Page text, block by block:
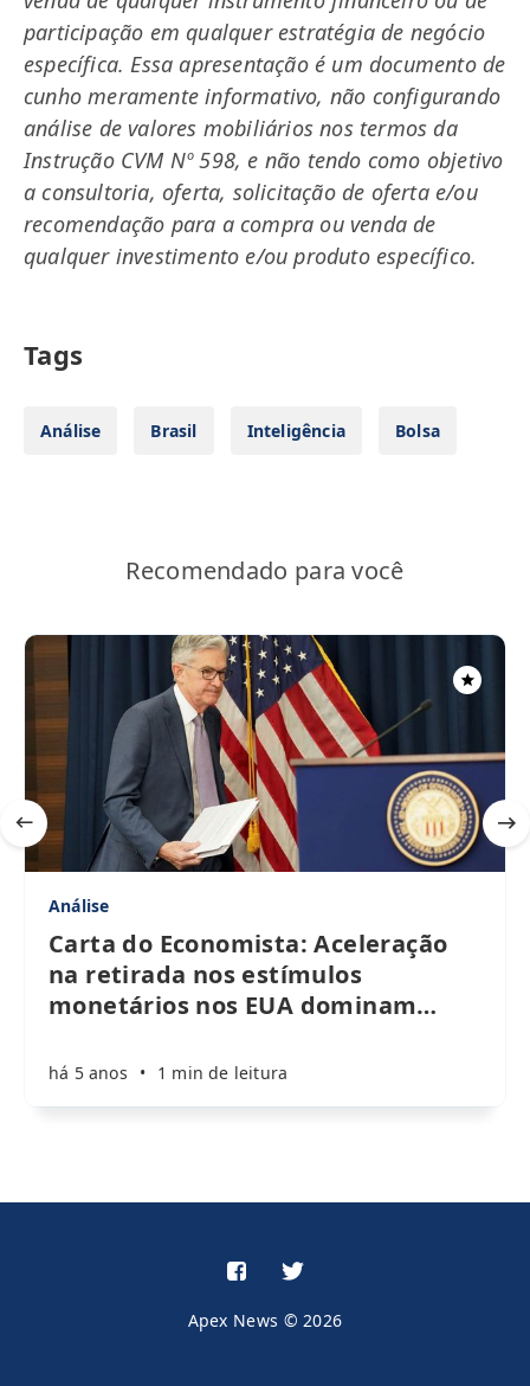
participação em qualquer estratégia de negócio
específica. Essa apresentação é um documento de
cunho meramente informativo, não configurando
análise de valores mobiliários nos termos da
Instrução CVM Nº 598, e não tendo como objetivo
a consultoria, oferta, solicitação de oferta e/ou
recomendação para a compra ou venda de
qualquer investimento e/ou produto específico.
Tags
Análise Brasil Inteligência Bolsa
Recomendado para você
Análise
Carta do Economista: Aceleração
na retirada nos estímulos
monetários nos EUA dominam…
há 5 anos • 1 min de leitura
Apex News © 2026